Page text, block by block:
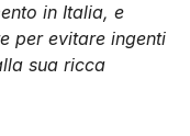
in Italia, e
per evitare ingenti
sua ricca